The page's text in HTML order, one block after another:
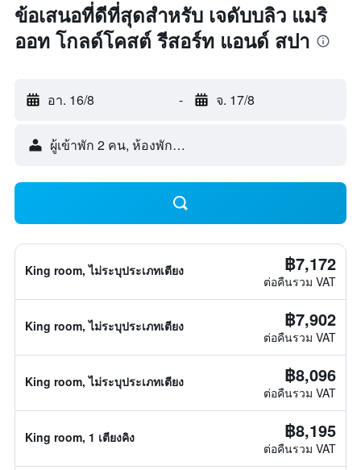
ข้อเสนอที่ดีที่สุดสำหรับ เจดับบลิว แมริ
ออท โกลด์โคสต์ รีสอร์ท แอนด์ สปา
อา. 16/8 - จ. 17/8
ผู้เข้าพัก 2 คน, ห้องพัก 1 ห้อง
King room, ไม่ระบุประเภทเตียง ฿7,172
ต่อคืนรวม VAT
King room, ไม่ระบุประเภทเตียง ฿7,902
ต่อคืนรวม VAT
King room, ไม่ระบุประเภทเตียง ฿8,096
ต่อคืนรวม VAT
King room, 1 เตียงคิง ฿8,195
ต่อคืนรวม VAT